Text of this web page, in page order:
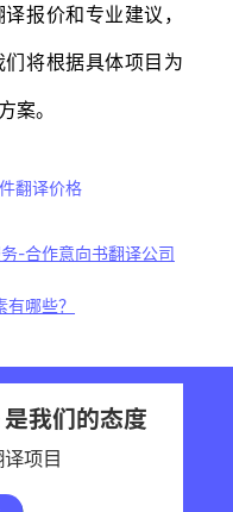
价和专业建议，
将根据具体项目为
案。
翻译价格
-合作意向书翻译公司
哪些？
我们的态度
项目